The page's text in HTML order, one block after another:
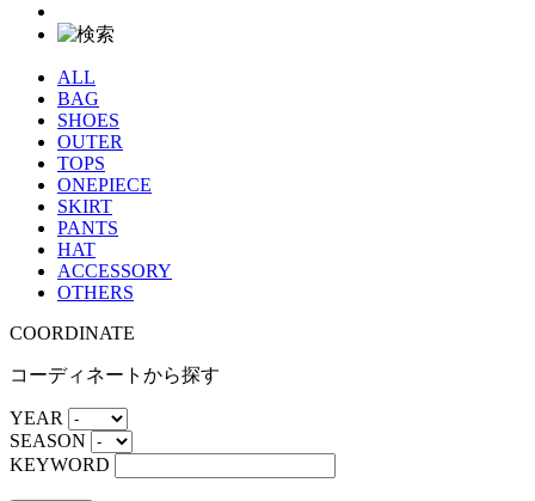
ALL
BAG
SHOES
OUTER
TOPS
ONEPIECE
SKIRT
PANTS
HAT
ACCESSORY
OTHERS
COORDINATE
コーディネートから探す
YEAR
SEASON
KEYWORD